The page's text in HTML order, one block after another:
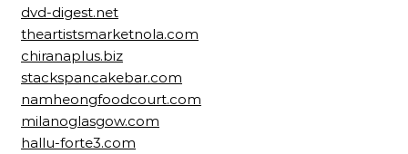
dvd-digest.net
theartistsmarketnola.com
chiranaplus.biz
stackspancakebar.com
namheongfoodcourt.com
milanoglasgow.com
hallu-forte3.com